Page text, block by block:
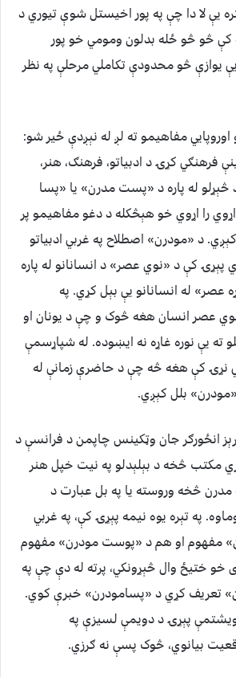
یې لا دا چې په پور اخیستل شوې تیوري د
کې څو څو ځله بدلون ومومي خو پور
یوازې څو محدودې تکاملي مرحلې په نظر
اوروپایي مفاهیمو ته لږ له نېږدې ځیر شو:
فرهنګي کړۍ د ادبیاتو، فرهنګ، هنر،
څېړلو له پاره د «پست مدرن» یا «پسا
را اړوي خو هېڅکله د دغو مفاهیمو پر
د «مودرن» اصطلاح په غربي ادبیاتو
پېړۍ کې د «نوي عصر» د انسانانو له پاره
عصر» له انسانانو یې بېل کړي. په
عصر انسان هغه څوک و چې د یونان او
ته یې نوره غاړه نه ایښوده. له شپاړسمې
نړۍ کې هغه څه چې د حاضرې زمانې له
بلل کېږي.
انګرېز انځورګر جان وټکینس چاپمن د فرانسې د
مکتب څخه د بېلېدلو په نیت خپل هنر
څخه وروسته یا په بل عبارت د
په تېره یوه نیمه پېړۍ کې، په غربي
مفهوم او هم د «پوست مودرن» مفهوم
خو ختیځ وال څېړونکي، پرته له دې چې په
تعریف کړي د «پسامودرن» خبرې کوي.
پېړۍ د دویمې لسیزې په
بیانوي، څوک پسې نه ګرزي.